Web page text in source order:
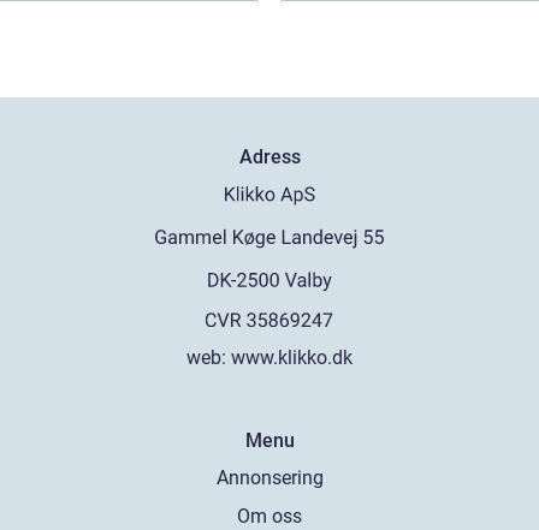
Adress
web: www.klikko.dk
Menu
Annonsering
Om oss